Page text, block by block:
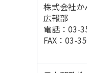
株式会社
広報部
電話：03-
FAX：03-